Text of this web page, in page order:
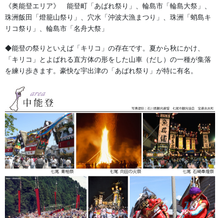
2013/10/17
染め生地について
半纏や半被、染物などに使用される生地のほとんどが天然素材に
や麻などを使用します。 同じ素材でも糸の太さや織り方によって
生地名称が作られています。 その中でも染物 […]
2013/10/17
法被・はっぴ・はんてん・印半纏
染色技術について
日本古来から伝わる染色技術をそのままに、最新の技術を屈指し
て現代に伝わる染色方法があります。 職人の技術をさらに引き出
す現代の染色技術は新しい染めの時代を作っています。 半纏本舗
では皆様のご要望に合わせた染色方法をご提案 […]
《奥能登エリア》 能登町「あばれ祭り」、輪島市「輪島大祭」、
珠洲飯田「燈籠山祭り」、穴水「沖波大漁まつり」、珠洲「蛸島キ
リコ祭り」、輪島市「名舟大祭」
◆能登の祭りといえば「キリコ」の存在です。夏から秋にかけ、
「キリコ」とよばれる直方体の形をした山車（だし）の一種が集落
を練り歩きます。豪快な宇出津の「あばれ祭り」が特に有名。